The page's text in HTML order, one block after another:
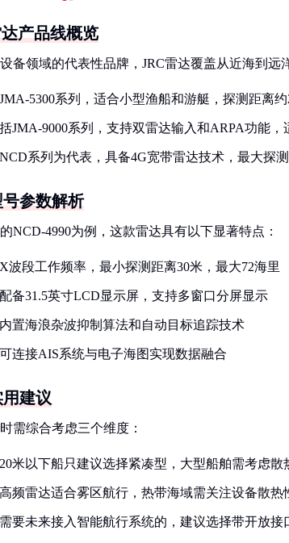
产品线概览
备领域的代表性品牌，JRC雷达覆盖从近海到远
JMA-5300系列，适合小型渔船和游艇，探测距离约
括JMA-9000系列，支持双雷达输入和ARPA功能
NCD系列为代表，具备4G宽带雷达技术，最大探
参数解析
NCD-4990为例，这款雷达具有以下显著特点：
波段工作频率，最小探测距离30米，最大72海里
备31.5英寸LCD显示屏，支持多窗口分屏显示
置海浪杂波抑制算法和自动目标追踪技术
可连接AIS系统与电子海图实现数据融合
建议
需综合考虑三个维度：
米以下船只建议选择紧凑型，大型船舶需考虑散
高频雷达适合雾区航行，热带海域需关注设备散热
需要未来接入智能航行系统的，建议选择带开放接